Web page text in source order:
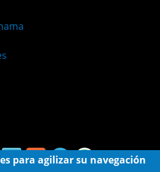
para agilizar su navegación